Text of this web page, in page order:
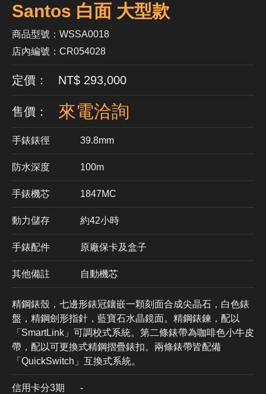
Santos 白面 大型款
商品型號：WSSA0018
店內編號：CR054028
定價： NT$ 293,000
售價： 來電洽詢
手錶錶徑 39.8mm
防水深度 100m
手錶機芯 ​1847MC
動力儲存 約42小時
手錶配件 原廠保卡及盒子
其他備註 自動機芯
精鋼錶殼，七邊形錶冠鑲嵌一顆刻面合成尖晶石，白色錶
盤，精鋼劍形指針，藍寶石水晶鏡面。精鋼錶鍊，配以
「SmartLink」可調校式系統。第二條錶帶為咖啡色小牛皮
帶，配以可更換式精鋼摺疊錶扣。兩條錶帶皆配備
「QuickSwitch」互換式系統。
信用卡分3期 ​-